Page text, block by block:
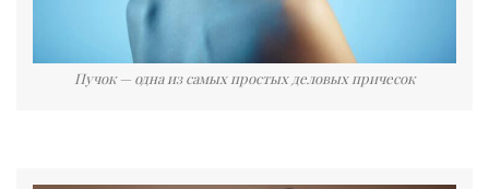
Пучок — одна из самых простых деловых причесок